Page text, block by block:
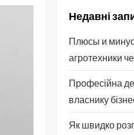
Недавні
Плюсы и
агротехники
Професійна
власнику
Як швидко